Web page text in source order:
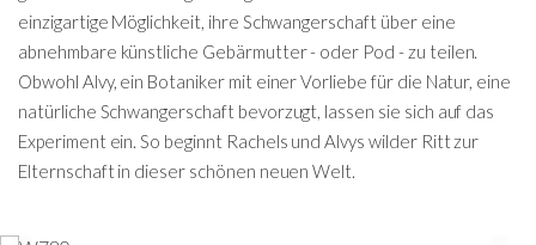
einzigartige Möglichkeit, ihre Schwangerschaft über eine
abnehmbare künstliche Gebärmutter - oder Pod - zu teilen.
Obwohl Alvy, ein Botaniker mit einer Vorliebe für die Natur, eine
natürliche Schwangerschaft bevorzugt, lassen sie sich auf das
Experiment ein. So beginnt Rachels und Alvys wilder Ritt zur
Elternschaft in dieser schönen neuen Welt.